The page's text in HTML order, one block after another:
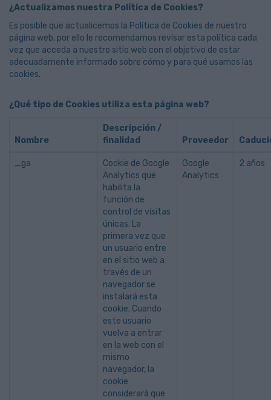
¿Actualizamos nuestra Política de Cookies?
Es posible que actualicemos la Política de Cookies de nuestro
página web, por ello le recomendamos revisar esta política cada
vez que acceda a nuestro sitio web con el objetivo de estar
adecuadamente informado sobre cómo y para qué usamos las
cookies.
¿Qué tipo de Cookies utiliza esta página web?
Nombre
Descripción /
finalidad
Proveedor
_ga
Cookie de Google
Analytics que
habilita la
función de
control de visitas
únicas. La
primera vez que
un usuario entre
en el sitio web a
través de un
navegador se
instalará esta
cookie. Cuando
este usuario
vuelva a entrar
en la web con el
mismo
navegador, la
cookie
considerará que
Google
Analytics
2 años